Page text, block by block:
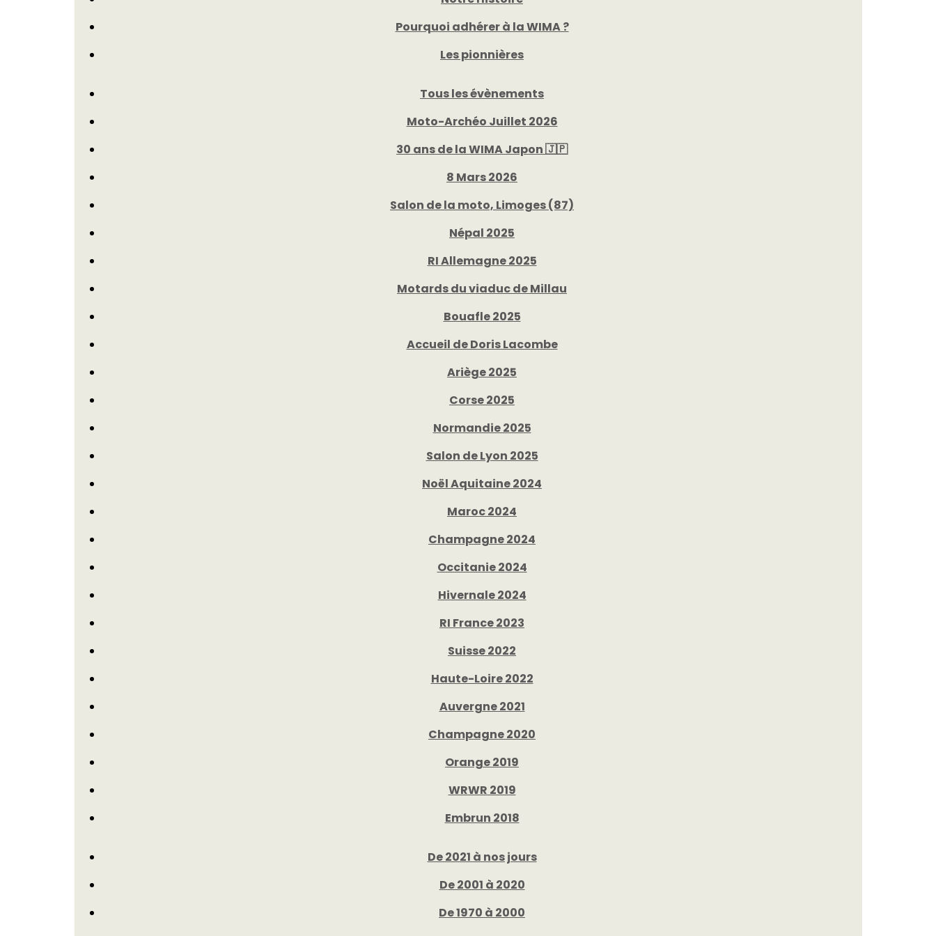
Pourquoi adhérer à la WIMA ?
Les pionnières
Tous les évènements
Moto-Archéo Juillet 2026
30 ans de la WIMA Japon 🇯🇵
8 Mars 2026
Salon de la moto, Limoges (87)
Népal 2025
RI Allemagne 2025
Motards du viaduc de Millau
Bouafle 2025
Accueil de Doris Lacombe
Ariège 2025
Corse 2025
Normandie 2025
Salon de Lyon 2025
Noël Aquitaine 2024
Maroc 2024
Champagne 2024
Occitanie 2024
Hivernale 2024
RI France 2023
Suisse 2022
Haute-Loire 2022
Auvergne 2021
Champagne 2020
Orange 2019
WRWR 2019
Embrun 2018
De 2021 à nos jours
De 2001 à 2020
De 1970 à 2000